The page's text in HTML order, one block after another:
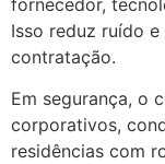
Isso reduz ruído
contratação.
Em segurança, o
corporativos,
residências com